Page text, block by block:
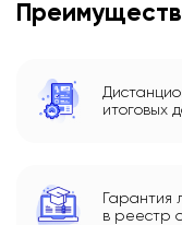
итоговых
Гарантия
в реестр